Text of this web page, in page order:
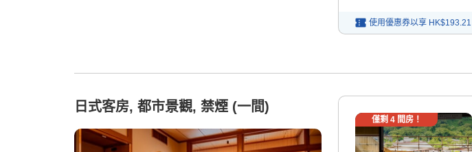
使用優惠券以享 HK$193.21
日式客房, 都市景觀, 禁煙 (一間)
僅剩 4間房！